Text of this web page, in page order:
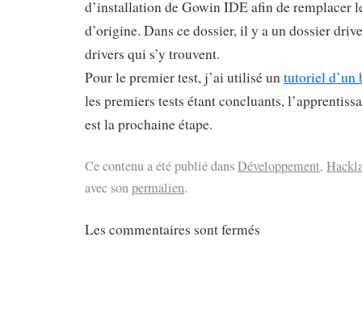
d’installation de Gowin IDE afin de remplacer
d’origine. Dans ce dossier, il y a un dossier
drivers qui s’y trouvent.
Pour le premier test, j’ai utilisé untutoriel d’un
les premiers tests étant concluants,
est la prochaine étape.
Ce contenu a été publié dansDéveloppement,
avec sonpermalien.
Les commentaires sont fermés